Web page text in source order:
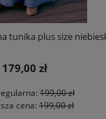
tunika plus size
179,00 zł
199,00 zł
cena:199,00 zł